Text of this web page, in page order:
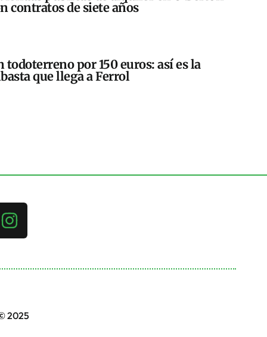
contratos de siete años
todoterreno por 150 euros: así es la
que llega a Ferrol
2025